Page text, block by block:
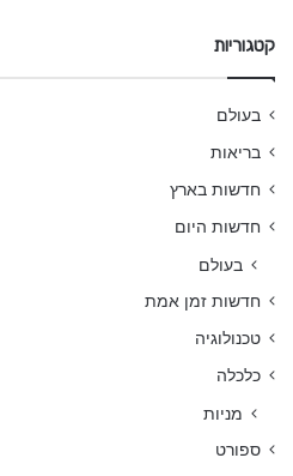
קטגוריות
בעולם
בריאות
חדשות בארץ
חדשות היום
בעולם
חדשות זמן אמת
טכנולוגיה
כלכלה
מניות
ספורט